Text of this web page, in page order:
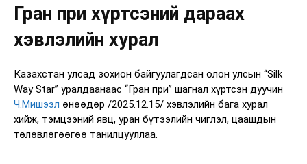
Гран при хүртсэний дараах
хэвлэлийн хурал
Казахстан улсад зохион байгуулагдсан олон улсын “Silk
Way Star” уралдаанаас “Гран при” шагнал хүртсэн дуучин
Ч.Мишээл өнөөдөр /2025.12.15/ хэвлэлийн бага хурал
хийж, тэмцээний явц, уран бүтээлийн чиглэл, цаашдын
төлөвлөгөөгөө танилцууллаа.